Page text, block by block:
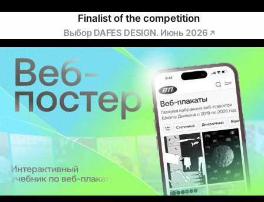
Finalist of the competition
Выбор DAFES DESIGN. Июнь 2026